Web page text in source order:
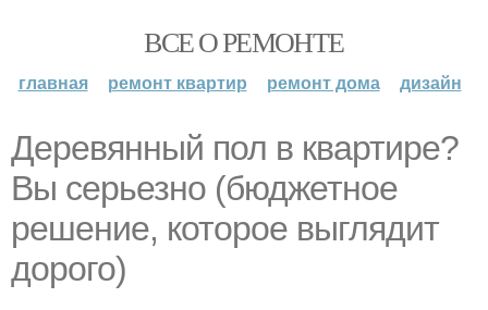
ВСЕ О РЕМОНТЕ
главная ремонт квартир ремонт дома дизайн
Деревянный пол в квартире?
Вы серьезно (бюджетное
решение, которое выглядит
дорого)